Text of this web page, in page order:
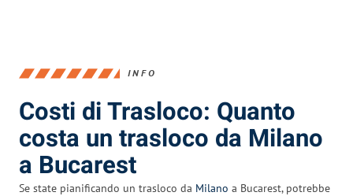
INFO
Costi di Trasloco: Quanto
costa un trasloco da Milano
a Bucarest
Se state pianificando un trasloco da Milano a Bucarest, potrebbe